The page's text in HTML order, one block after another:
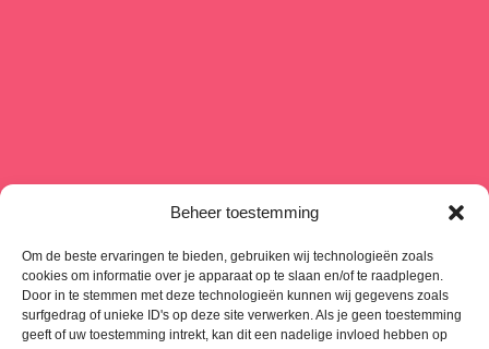
Beheer toestemming
Om de beste ervaringen te bieden, gebruiken wij technologieën zoals
cookies om informatie over je apparaat op te slaan en/of te raadplegen.
Door in te stemmen met deze technologieën kunnen wij gegevens zoals
surfgedrag of unieke ID's op deze site verwerken. Als je geen toestemming
geeft of uw toestemming intrekt, kan dit een nadelige invloed hebben op